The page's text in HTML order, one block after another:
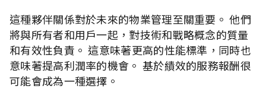
這種夥伴關係對於未來的物業管理至關重要。 他們
將與所有者和用戶一起，對技術和戰略概念的質量
和有效性負責。 這意味著更高的性能標準，同時也
意味著提高利潤率的機會。 基於績效的服務報酬很
可能會成為一種選擇。